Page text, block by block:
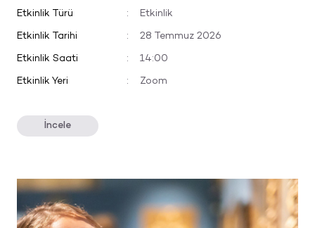
Etkinlik Türü : Etkinlik
Etkinlik Tarihi : 28 Temmuz 2026
Etkinlik Saati : 14:00
Etkinlik Yeri : Zoom
İncele